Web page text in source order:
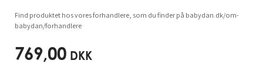
Find produktet hos vores forhandlere, som du finder på babydan.dk/om-
babydan/forhandlere
769,00 DKK